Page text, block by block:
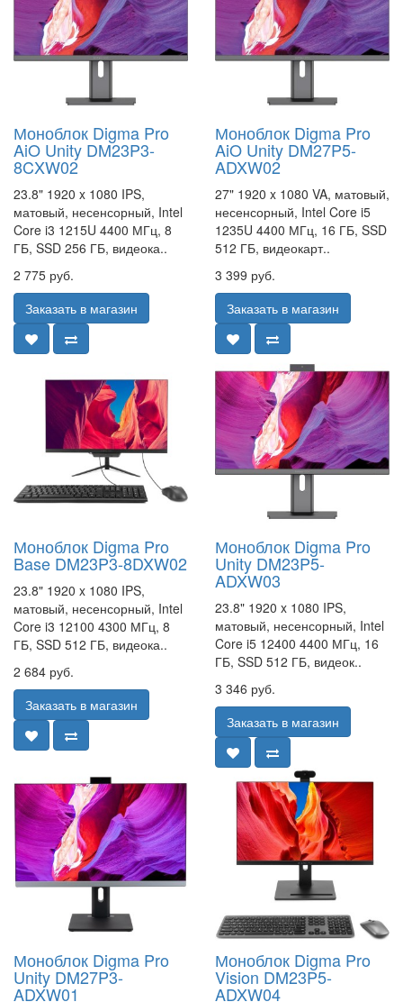
Моноблок Digma Pro
AiO Unity DM23P3-
8CXW02
23.8" 1920 x 1080 IPS,
матовый, несенсорный, Intel
Core i3 1215U 4400 МГц, 8
ГБ, SSD 256 ГБ, видеока..
2 775 руб.
Заказать в магазин
Моноблок Digma Pro
AiO Unity DM27P5-
ADXW02
27" 1920 x 1080 VA, матовый,
несенсорный, Intel Core i5
1235U 4400 МГц, 16 ГБ, SSD
512 ГБ, видеокарт..
3 399 руб.
Заказать в магазин
Моноблок Digma Pro
Base DM23P3-8DXW02
23.8" 1920 x 1080 IPS,
матовый, несенсорный, Intel
Core i3 12100 4300 МГц, 8
ГБ, SSD 512 ГБ, видеока..
2 684 руб.
Заказать в магазин
Моноблок Digma Pro
Unity DM23P5-
ADXW03
23.8" 1920 x 1080 IPS,
матовый, несенсорный, Intel
Core i5 12400 4400 МГц, 16
ГБ, SSD 512 ГБ, видеок..
3 346 руб.
Заказать в магазин
Моноблок Digma Pro
Unity DM27P3-
ADXW01
Моноблок Digma Pro
Vision DM23P5-
ADXW04